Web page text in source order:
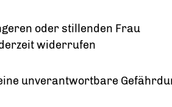
oder stillenden Frau
widerrufen
unverantwortbare